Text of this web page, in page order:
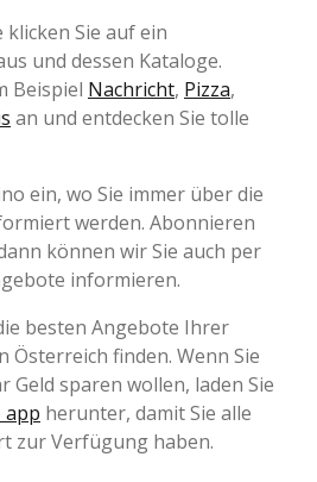
Sie auf ein
und dessen Kataloge.
Beispiel Nachricht, Pizza,
an und entdecken Sie tolle
ein, wo Sie immer über die
werden. Abonnieren
können wir Sie auch per
informieren.
besten Angebote Ihrer
Österreich finden. Wenn Sie
Geld sparen wollen, laden Sie
app herunter, damit Sie alle
zur Verfügung haben.